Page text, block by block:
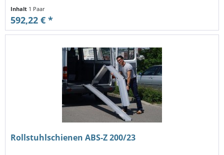
Inhalt 1 Paar
592,22 € *
Rollstuhlschienen ABS-Z 200/23